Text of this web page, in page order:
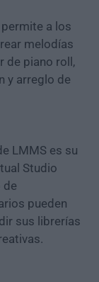
a los
melodías
de piano roll,
y arreglo de
LMMS es su
Studio
de
pueden
sus librerías